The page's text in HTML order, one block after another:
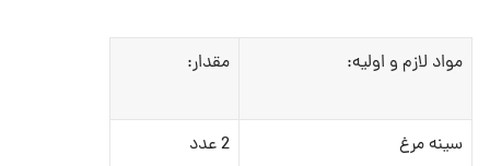
مواد لازم و اولیه: مقدار:
سینه مرغ 2 عدد